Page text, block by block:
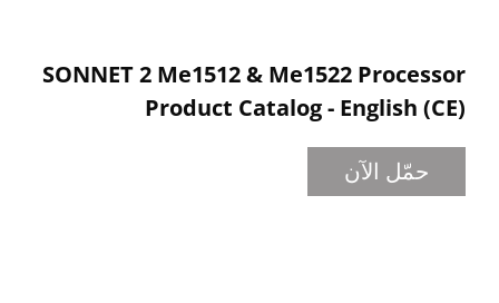
SONNET 2 Me1512 & Me1522 Processor
Product Catalog - English (CE)
حمّل الآن